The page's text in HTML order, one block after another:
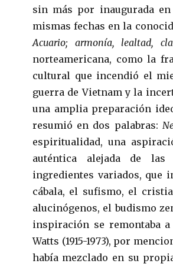
sin más por inaugurada
mismas fechas en la
Acuario; armonía, lealtad,
norteamericana, como la
cultural que incendió el
guerra de Vietnam y la
una amplia preparación
resumió en dos palabras:
espiritualidad, una
auténtica alejada de
ingredientes variados, que
cábala, el sufismo, el
alucinógenos, el budismo
inspiración se remontaba
Watts (1915-1973), por
había mezclado en su